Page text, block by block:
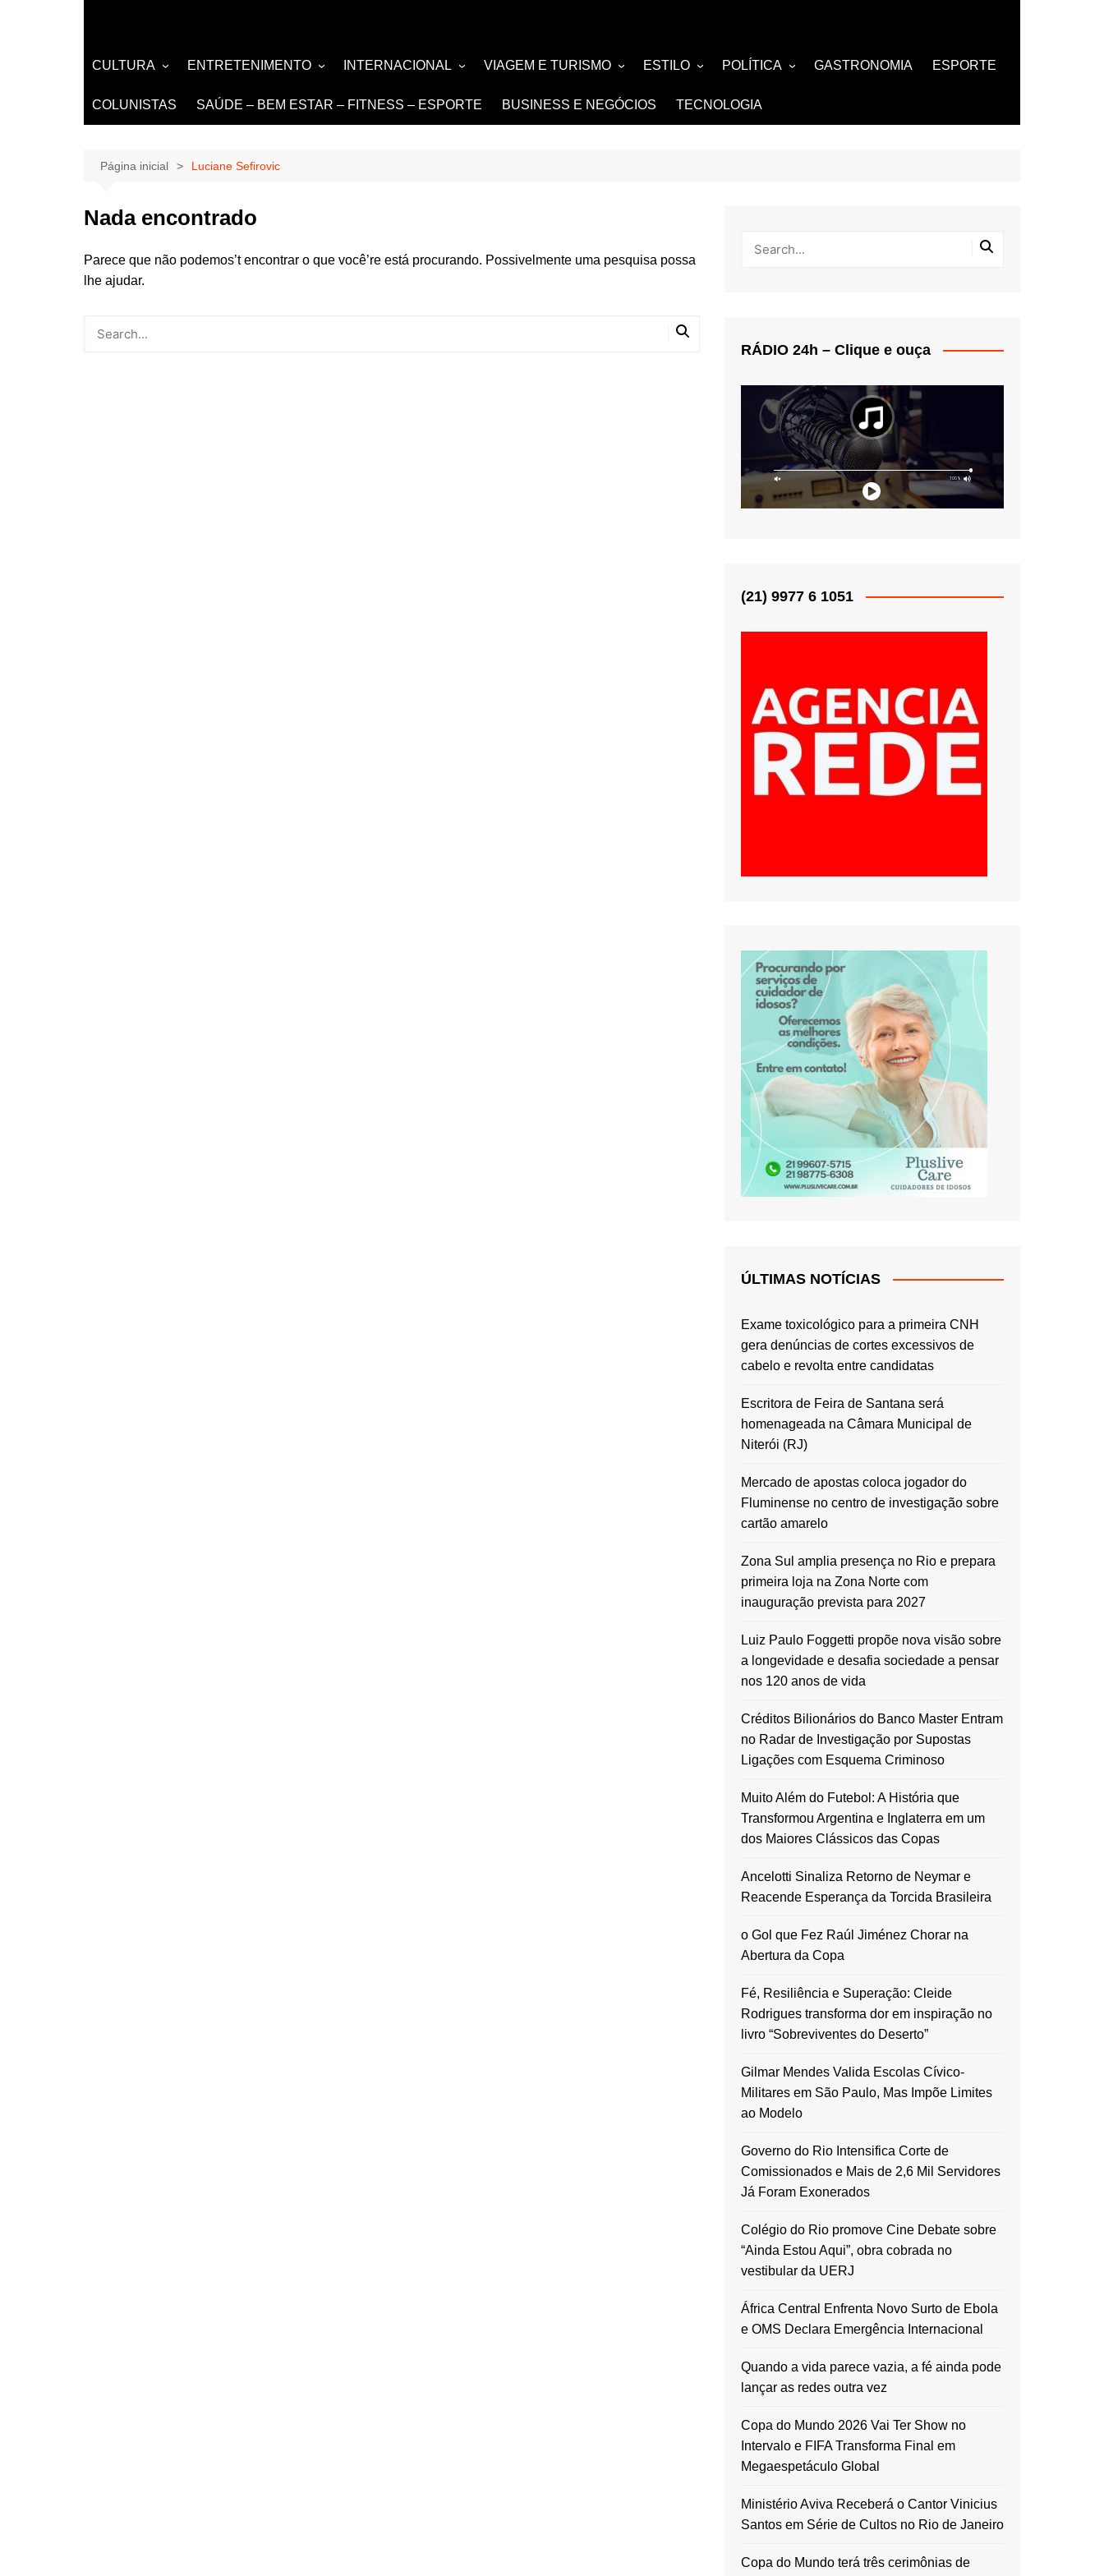
CULTURA
LITERATURA
LIVROS
INTERNET
ENTRETENIMENTO
MÚSICA
EVENTOS E SHOWS
INTERNACIONAL
NOTÍCIA
DESIGN e ARQUITETURA
VIAGEM E TURISMO
TURISMO
ESTILO
MODA E BELEZA
NOIVAS e DEBUTANTES
POLÍTICA
FAMOSOS
GASTRONOMIA ESPORTE
COLUNISTAS SAÚDE – BEM ESTAR – FITNESS – ESPORTE BUSINESS E NEGÓCIOS TECNOLOGIA
Página inicial Luciane Sefirovic
Nada encontrado
Parece que não podemos’t encontrar o que você’re está procurando. Possivelmente uma pesquisa possa
lhe ajudar.
RÁDIO 24h – Clique e ouça
(21) 9977 6 1051
ÚLTIMAS NOTÍCIAS
Exame toxicológico para a primeira CNH
gera denúncias de cortes excessivos de
cabelo e revolta entre candidatas
Escritora de Feira de Santana será
homenageada na Câmara Municipal de
Niterói (RJ)
Mercado de apostas coloca jogador do
Fluminense no centro de investigação sobre
cartão amarelo
Zona Sul amplia presença no Rio e prepara
primeira loja na Zona Norte com
inauguração prevista para 2027
Luiz Paulo Foggetti propõe nova visão sobre
a longevidade e desafia sociedade a pensar
nos 120 anos de vida
Créditos Bilionários do Banco Master Entram
no Radar de Investigação por Supostas
Ligações com Esquema Criminoso
Muito Além do Futebol: A História que
Transformou Argentina e Inglaterra em um
dos Maiores Clássicos das Copas
Ancelotti Sinaliza Retorno de Neymar e
Reacende Esperança da Torcida Brasileira
o Gol que Fez Raúl Jiménez Chorar na
Abertura da Copa
Fé, Resiliência e Superação: Cleide
Rodrigues transforma dor em inspiração no
livro “Sobreviventes do Deserto”
Gilmar Mendes Valida Escolas Cívico-
Militares em São Paulo, Mas Impõe Limites
ao Modelo
Governo do Rio Intensifica Corte de
Comissionados e Mais de 2,6 Mil Servidores
Já Foram Exonerados
Colégio do Rio promove Cine Debate sobre
“Ainda Estou Aqui”, obra cobrada no
vestibular da UERJ
África Central Enfrenta Novo Surto de Ebola
e OMS Declara Emergência Internacional
Quando a vida parece vazia, a fé ainda pode
lançar as redes outra vez
Copa do Mundo 2026 Vai Ter Show no
Intervalo e FIFA Transforma Final em
Megaespetáculo Global
Ministério Aviva Receberá o Cantor Vinicius
Santos em Série de Cultos no Rio de Janeiro
Copa do Mundo terá três cerimônias de